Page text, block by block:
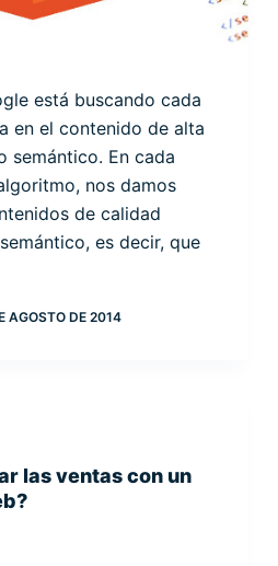
está buscando cada
en el contenido de alta
semántico. En cada
nos damos
de calidad
es decir, que
AGOSTO DE 2014
las ventas con un